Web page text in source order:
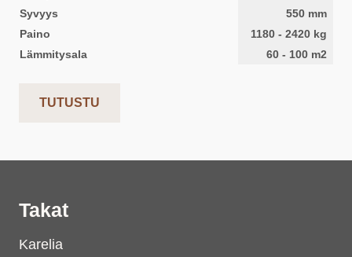
Syvyys
550 mm
Paino
1180 - 2420 kg
Lämmitysala
60 - 100 m2
TUTUSTU
Takat
Karelia